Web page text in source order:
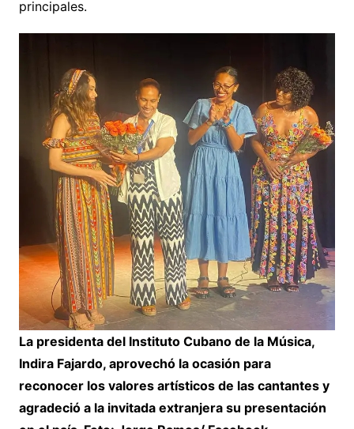
principales.
La presidenta del Instituto Cubano de la Música,
Indira Fajardo, aprovechó la ocasión para
reconocer los valores artísticos de las cantantes y
agradeció a la invitada extranjera su presentación